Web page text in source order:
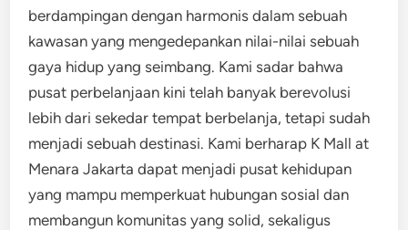
berdampingan dengan harmonis dalam sebuah
kawasan yang mengedepankan nilai-nilai sebuah
gaya hidup yang seimbang. Kami sadar bahwa
pusat perbelanjaan kini telah banyak berevolusi
lebih dari sekedar tempat berbelanja, tetapi sudah
menjadi sebuah destinasi. Kami berharap K Mall at
Menara Jakarta dapat menjadi pusat kehidupan
yang mampu memperkuat hubungan sosial dan
membangun komunitas yang solid, sekaligus